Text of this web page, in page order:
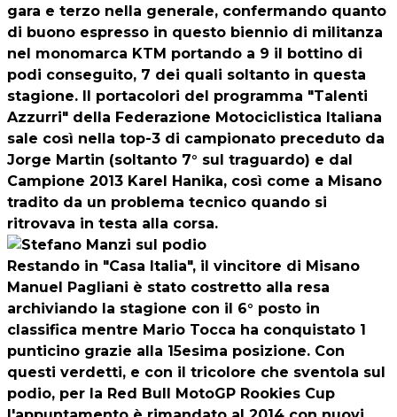
gara e terzo nella generale, confermando quanto
di buono espresso in questo biennio di militanza
nel monomarca KTM portando a 9 il bottino di
podi conseguito, 7 dei quali soltanto in questa
stagione. Il portacolori del programma "Talenti
Azzurri" della Federazione Motociclistica Italiana
sale così nella top-3 di campionato preceduto da
Jorge Martin (soltanto 7° sul traguardo) e dal
Campione 2013 Karel Hanika, così come a Misano
tradito da un problema tecnico quando si
ritrovava in testa alla corsa.
Restando in "Casa Italia", il vincitore di Misano
Manuel Pagliani è stato costretto alla resa
archiviando la stagione con il 6° posto in
classifica mentre Mario Tocca ha conquistato 1
punticino grazie alla 15esima posizione. Con
questi verdetti, e con il tricolore che sventola sul
podio, per la Red Bull MotoGP Rookies Cup